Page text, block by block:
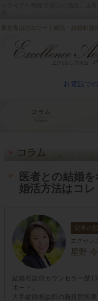
東京青山のエリート婚活・結婚相談
お電話で
医者との結婚
婚活方法はコレ
記事の
エクセレ
星野
結婚相談所カウンセラー歴
ポート。
大手結婚相談所の新規開拓